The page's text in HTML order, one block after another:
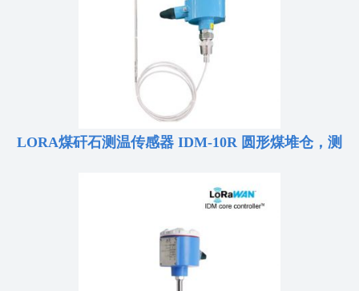
LORA煤矸石测温传感器 IDM-10R 圆形煤堆仓，测